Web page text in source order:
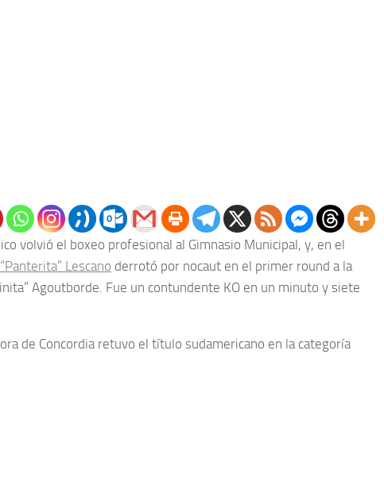
volvió el boxeo profesional al Gimnasio Municipal, y, en el
Lescano derrotó por nocaut en el primer round a la
Agoutborde. Fue un contundente KO en un minuto y siete
de Concordia retuvo el título sudamericano en la categoría